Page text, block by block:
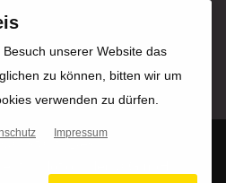
|
Motion Media GmbH
unserer Website das
zu können, bitten wir um
verwenden zu dürfen.
Impressum